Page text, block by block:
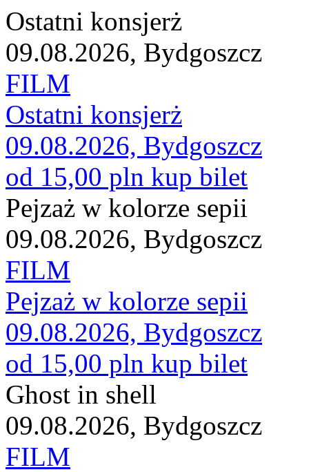
Ostatni konsjerż
09.08.2026, Bydgoszcz
FILM
Ostatni konsjerż
09.08.2026, Bydgoszcz
od 15,00 pln kup bilet
Pejzaż w kolorze sepii
09.08.2026, Bydgoszcz
FILM
Pejzaż w kolorze sepii
09.08.2026, Bydgoszcz
od 15,00 pln kup bilet
Ghost in shell
09.08.2026, Bydgoszcz
FILM